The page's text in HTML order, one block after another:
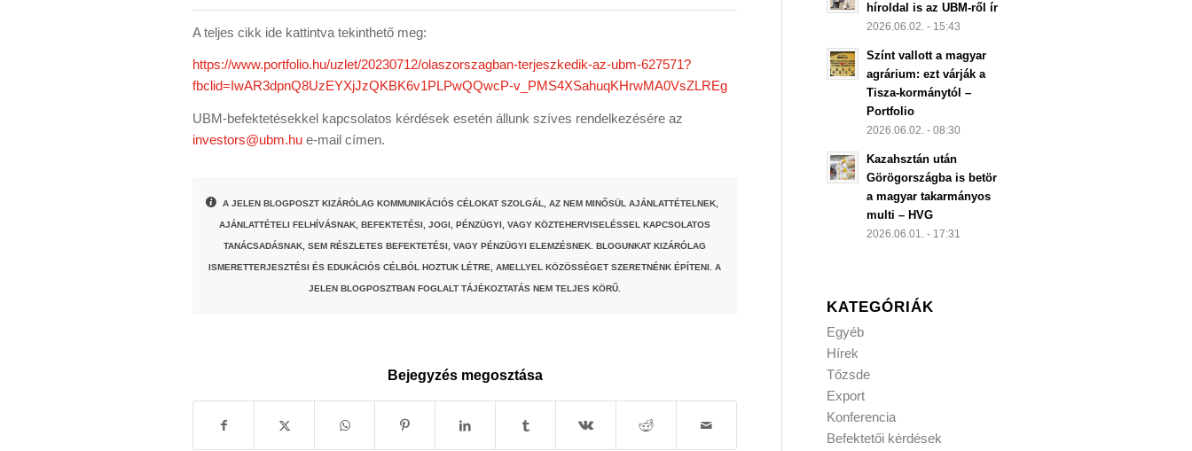
A teljes cikk ide kattintva tekinthető meg:
https://www.portfolio.hu/uzlet/20230712/olaszorszagban-terjeszkedik-az-ubm-627571?
fbclid=IwAR3dpnQ8UzEYXjJzQKBK6v1PLPwQQwcP-v_PMS4XSahuqKHrwMA0VsZLREg
UBM-befektetésekkel kapcsolatos kérdések esetén állunk szíves rendelkezésére az
investors@ubm.hu e-mail címen.
A JELEN BLOGPOSZT KIZÁRÓLAG KOMMUNIKÁCIÓS CÉLOKAT SZOLGÁL, AZ NEM MINŐSÜL AJÁNLATTÉTELNEK,
AJÁNLATTÉTELI FELHÍVÁSNAK, BEFEKTETÉSI, JOGI, PÉNZÜGYI, VAGY KÖZTEHERVISELÉSSEL KAPCSOLATOS
TANÁCSADÁSNAK, SEM RÉSZLETES BEFEKTETÉSI, VAGY PÉNZÜGYI ELEMZÉSNEK. BLOGUNKAT KIZÁRÓLAG
ISMERETTERJESZTÉSI ÉS EDUKÁCIÓS CÉLBÓL HOZTUK LÉTRE, AMELLYEL KÖZÖSSÉGET SZERETNÉNK ÉPÍTENI. A
JELEN BLOGPOSZTBAN FOGLALT TÁJÉKOZTATÁS NEM TELJES KÖRŰ.
Bejegyzés megosztása
híroldal is az UBM-ről ír
2026.06.02. - 15:43
Színt vallott a magyar
agrárium: ezt várják a
Tisza-kormánytól –
Portfolio
2026.06.02. - 08:30
Kazahsztán után
Görögországba is betör
a magyar takarmányos
multi – HVG
2026.06.01. - 17:31
KATEGÓRIÁK
Egyéb
Hírek
Tőzsde
Export
Konferencia
Befektetői kérdések